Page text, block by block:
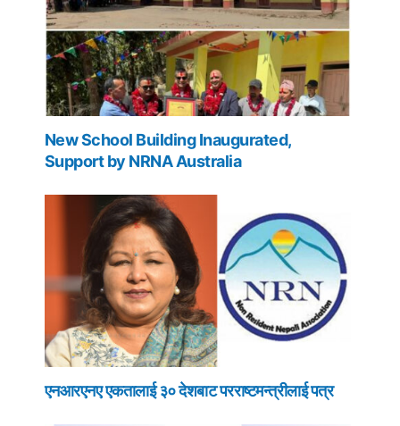
New School Building Inaugurated,
Support by NRNA Australia
एनआरएनए एकतालाई ३० देशबाट परराष्टमन्त्रीलाई पत्र